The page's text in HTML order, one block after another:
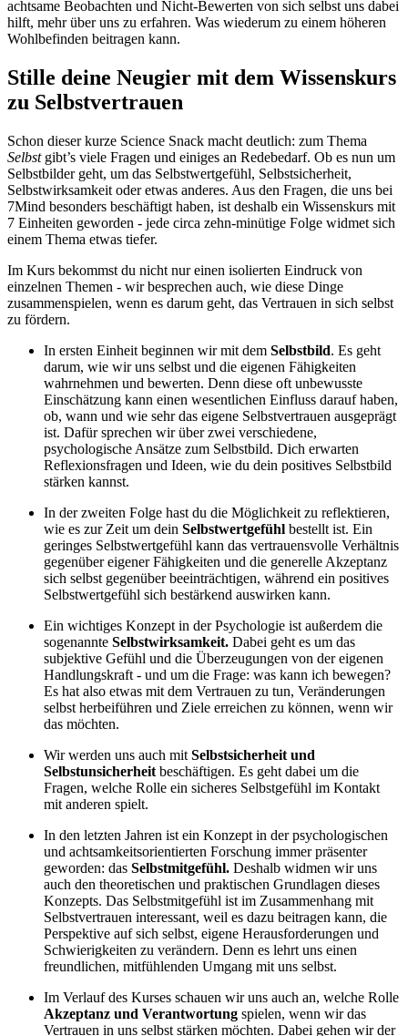
achtsame Beobachten und Nicht-Bewerten von sich selbst uns dabei
hilft, mehr über uns zu erfahren. Was wiederum zu einem höheren
Wohlbefinden beitragen kann.
Stille deine Neugier mit dem Wissenskurs
zu Selbstvertrauen
Schon dieser kurze Science Snack macht deutlich: zum Thema
Selbstgibt’s viele Fragen und einiges an Redebedarf. Ob es nun um
Selbstbilder geht, um das Selbstwertgefühl, Selbstsicherheit,
Selbstwirksamkeit oder etwas anderes. Aus den Fragen, die uns bei
7Mind besonders beschäftigt haben, ist deshalb ein Wissenskurs mit
7 Einheiten geworden - jede circa zehn-minütige Folge widmet sich
einem Thema etwas tiefer.
Im Kurs bekommst du nicht nur einen isolierten Eindruck von
einzelnen Themen - wir besprechen auch, wie diese Dinge
zusammenspielen, wenn es darum geht, das Vertrauen in sich selbst
zu fördern.
In ersten Einheit beginnen wir mit dem Selbstbild. Es geht
darum, wie wir uns selbst und die eigenen Fähigkeiten
wahrnehmen und bewerten. Denn diese oft unbewusste
Einschätzung kann einen wesentlichen Einfluss darauf haben,
ob, wann und wie sehr das eigene Selbstvertrauen ausgeprägt
ist. Dafür sprechen wir über zwei verschiedene,
psychologische Ansätze zum Selbstbild. Dich erwarten
Reflexionsfragen und Ideen, wie du dein positives Selbstbild
stärken kannst.
In der zweiten Folge hast du die Möglichkeit zu reflektieren,
wie es zur Zeit um dein Selbstwertgefühl bestellt ist. Ein
geringes Selbstwertgefühl kann das vertrauensvolle Verhältnis
gegenüber eigener Fähigkeiten und die generelle Akzeptanz
sich selbst gegenüber beeinträchtigen, während ein positives
Selbstwertgefühl sich bestärkend auswirken kann.
Ein wichtiges Konzept in der Psychologie ist außerdem die
sogenannte Selbstwirksamkeit. Dabei geht es um das
subjektive Gefühl und die Überzeugungen von der eigenen
Handlungskraft - und um die Frage: was kann ich bewegen?
Es hat also etwas mit dem Vertrauen zu tun, Veränderungen
selbst herbeiführen und Ziele erreichen zu können, wenn wir
das möchten.
Wir werden uns auch mit Selbstsicherheit und
Selbstunsicherheit beschäftigen. Es geht dabei um die
Fragen, welche Rolle ein sicheres Selbstgefühl im Kontakt
mit anderen spielt.
In den letzten Jahren ist ein Konzept in der psychologischen
und achtsamkeitsorientierten Forschung immer präsenter
geworden: das Selbstmitgefühl. Deshalb widmen wir uns
auch den theoretischen und praktischen Grundlagen dieses
Konzepts. Das Selbstmitgefühl ist im Zusammenhang mit
Selbstvertrauen interessant, weil es dazu beitragen kann, die
Perspektive auf sich selbst, eigene Herausforderungen und
Schwierigkeiten zu verändern. Denn es lehrt uns einen
freundlichen, mitfühlenden Umgang mit uns selbst.
Im Verlauf des Kurses schauen wir uns auch an, welche Rolle
Akzeptanz und Verantwortung spielen, wenn wir das
Vertrauen in uns selbst stärken möchten. Dabei gehen wir der